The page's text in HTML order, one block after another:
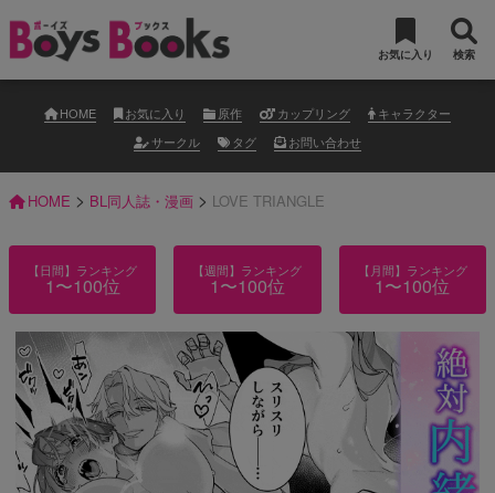
お気に入り 検索
HOME お気に入り 原作 カップリング
キャラクター
サークル
タグ お問い合わせ
HOME > BL同人誌・漫画 > LOVE TRIANGLE
【日間】ランキング
1〜100位
【週間】ランキング
1〜100位
【月間】ランキング
1〜100位